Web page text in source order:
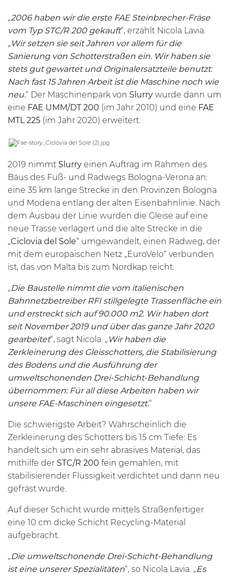
„2006 haben wir die erste FAE Steinbrecher-Fräse
vom Typ STC/R 200 gekauft“, erzählt Nicola Lavia.
„ Wir setzen sie seit Jahren vor allem für die
Sanierung von Schotterstraßen ein. Wir haben sie
stets gut gewartet und Originalersatzteile benutzt:
Nach fast 15 Jahren Arbeit ist die Maschine noch wie
neu.“ Der Maschinenpark von Slurry wurde dann um
eine FAE UMM/DT200 (im Jahr 2010) und eine FAE
MTL 225 (im Jahr 2020) erweitert.
2019 nimmt Slurry einen Auftrag im Rahmen des
Baus des Fuß- und Radwegs Bologna-Verona an:
eine 35 km lange Strecke in den Provinzen Bologna
und Modena entlang der alten Eisenbahnlinie. Nach
dem Ausbau der Linie wurden die Gleise auf eine
neue Trasse verlagert und die alte Strecke in die
„Ciclovia del Sole“ umgewandelt, einen Radweg, der
mit dem europäischen Netz „EuroVelo“ verbunden
ist, das von Malta bis zum Nordkap reicht.
„Die Baustelle nimmt die vom italienischen
Bahnnetzbetreiber RFI stillgelegte Trassenfläche ein
und erstreckt sich auf 90.000 m2. Wir haben dort
seit November 2019 und über das ganze Jahr 2020
gearbeitet“, sagt Nicola. „ Wir haben die
Zerkleinerung des Gleisschotters, die Stabilisierung
des Bodens und die Ausführung der
umweltschonenden Drei-Schicht-Behandlung
übernommen: Für all diese Arbeiten haben wir
unsere FAE-Maschinen eingesetzt.“
Die schwierigste Arbeit? Wahrscheinlich die
Zerkleinerung des Schotters bis 15 cm Tiefe: Es
handelt sich um ein sehr abrasives Material, das
mithilfe der STC/R 200 fein gemahlen, mit
stabilisierender Flüssigkeit verdichtet und dann neu
gefräst wurde.
Auf dieser Schicht wurde mittels Straßenfertiger
eine 10 cm dicke Schicht Recycling-Material
aufgebracht.
„Die umweltschonende Drei-Schicht-Behandlung
ist eine unserer Spezialitäten“, so Nicola Lavia. „Es